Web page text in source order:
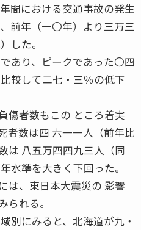
間における交通事故の発生
前年（一〇年）より三万三
した。
あり、ピークであった〇四
較して二七・三％の低下
傷者数もこの ところ着実
者数は四 六一一人（前年比
は 八五万四四九三人（同
水準を大きく下回った。
は、東日本大震災の 影響
られる。
別にみると、北海道が九・